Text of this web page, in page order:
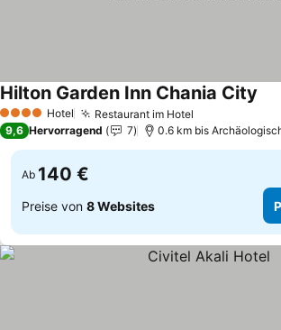
4 Sterne Hotel Restaurant im Hotel
Hilton Garden Inn Chania City
9,6 Hervorragend 7 0.6 km bis
Ab 140 €
Preise von 8 Websites